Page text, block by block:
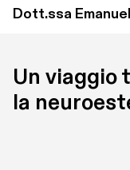
Dott.ssa
Un viaggio
la